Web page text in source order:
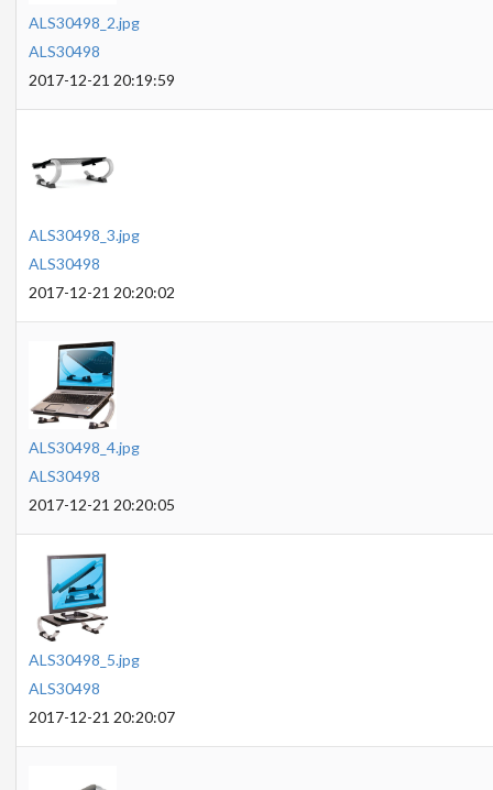
ALS30498_2.jpg
ALS30498
2017-12-21 20:19:59
ALS30498_3.jpg
ALS30498
2017-12-21 20:20:02
ALS30498_4.jpg
ALS30498
2017-12-21 20:20:05
ALS30498_5.jpg
ALS30498
2017-12-21 20:20:07